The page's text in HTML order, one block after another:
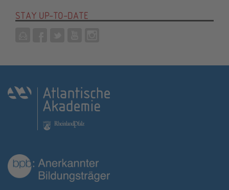
STAY UP-TO-DATE